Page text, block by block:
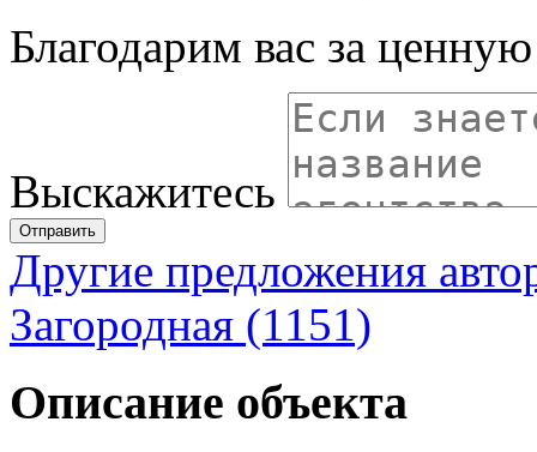
Благодарим вас за
Выскажитесь
Отправить
Другие предложения
Загородная (1151)
Описание объекта